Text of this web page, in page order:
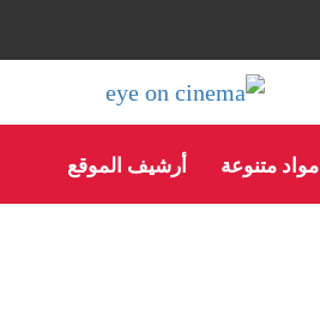
مواد متنوعة أرشيف الموقع